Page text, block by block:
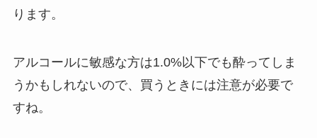
ります。
アルコールに敏感な方は1.0%以下でも酔ってしま
うかもしれないので、買うときには注意が必要で
すね。